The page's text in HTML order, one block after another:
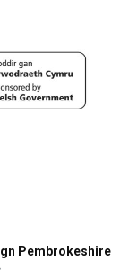
Pembrokeshire